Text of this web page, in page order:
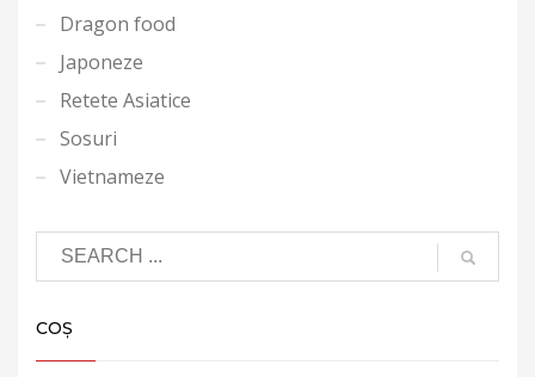
Dragon food
Japoneze
Retete Asiatice
Sosuri
Vietnameze
COȘ